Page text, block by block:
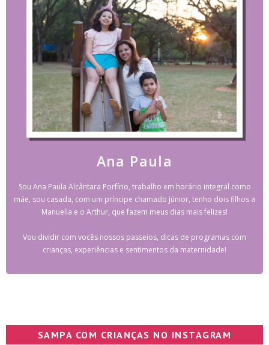
Ana Paula
Sou Ana Paula Alcântara Porfírio, trabalho em horário integral como
mãe, sou casada, com um príncipe chamado Júnior, tenho dois filhos a
Manuella e o Arthur, que fazem meus dias mais felizes!
Vou dividir com vocês nossos passeios, dicas de programas com
crianças, experiências e sentimentos da maternidade!
SAMPA COM CRIANÇAS NO INSTAGRAM